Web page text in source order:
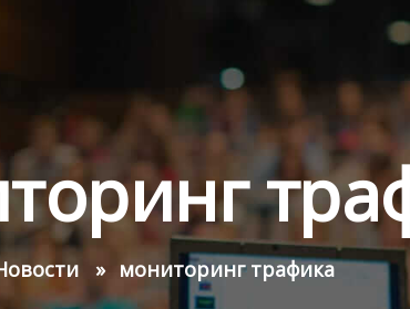
мониторинг трафика